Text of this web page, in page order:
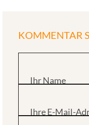
KOMMENTAR
Ihr Name
Ihre E-Mail-